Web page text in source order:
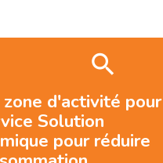
d'activité pour
Solution
pour réduire